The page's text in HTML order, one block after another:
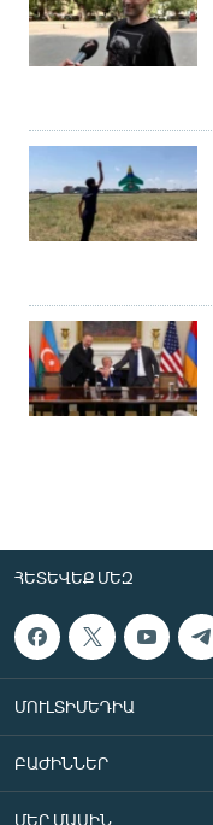
ՀԵՏԵՎԵՔ ՄԵԶ
ՄՈՒԼՏԻՄԵԴԻԱ
ԲԱԺԻՆՆԵՐ
ՄԵՐ ՄԱՍԻՆ